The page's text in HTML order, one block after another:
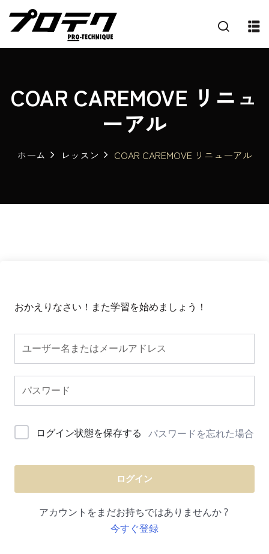
COAR CAREMOVE リニュ
ーアル
ホーム レッスン COAR CAREMOVE リニューアル
おかえりなさい！また学習を始めましょう！
ログイン状態を保存する パスワードを忘れた場合
ログイン
アカウントをまだお持ちではありませんか ?
今すぐ登録